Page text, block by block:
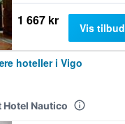
1 667 kr Vis tilbud
hoteller i Vigo
Nautico